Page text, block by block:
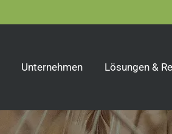
Unternehmen Lösungen &